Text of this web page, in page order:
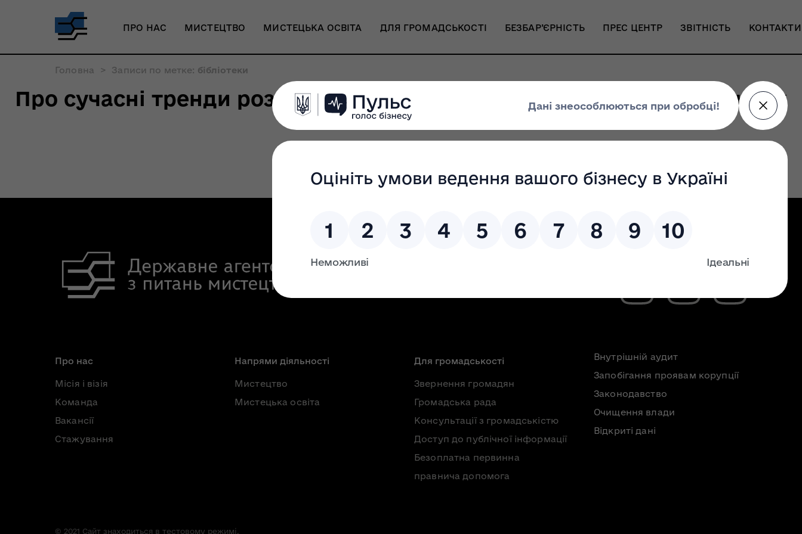
ПРО НАС МИСТЕЦТВО МИСТЕЦЬКА ОСВІТА ДЛЯ ГРОМАДСЬКОСТІ БЕЗБАР’ЄРНІСТЬ ПРЕС ЦЕНТР ЗВІТНІСТЬ КОНТАКТИ
Головна > Записи по метке: бібліотеки
Про сучасні тренди розвитку бібліотек для дітей в умовах глобальних
викликів
Налаштування доступності
Про нас
Місія і візія
Команда
Вакансії
Стажування
Напрями діяльності
Мистецтво
Мистецька освіта
Для громадськості
Звернення громадян
Громадська рада
Консультації з громадськістю
Доступ до публічної інформації
Безоплатна первинна
правнича допомога
Внутрішній аудит
Запобігання проявам корупції
Законодавство
Очищення влади
Відкриті дані
© 2021 Сайт знаходиться в тестовому режимі.